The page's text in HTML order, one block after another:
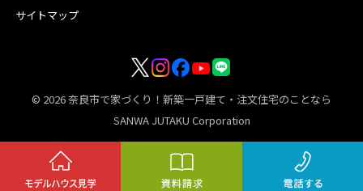
サイトマップ
© 2026奈良市で家づくり！新築一戸建て・注文住宅のことなら
SANWA JUTAKU Corporation